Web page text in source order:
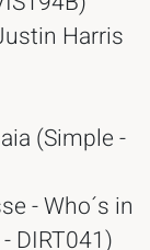
Harris
(Simple -
- Who´s in
DIRT041)